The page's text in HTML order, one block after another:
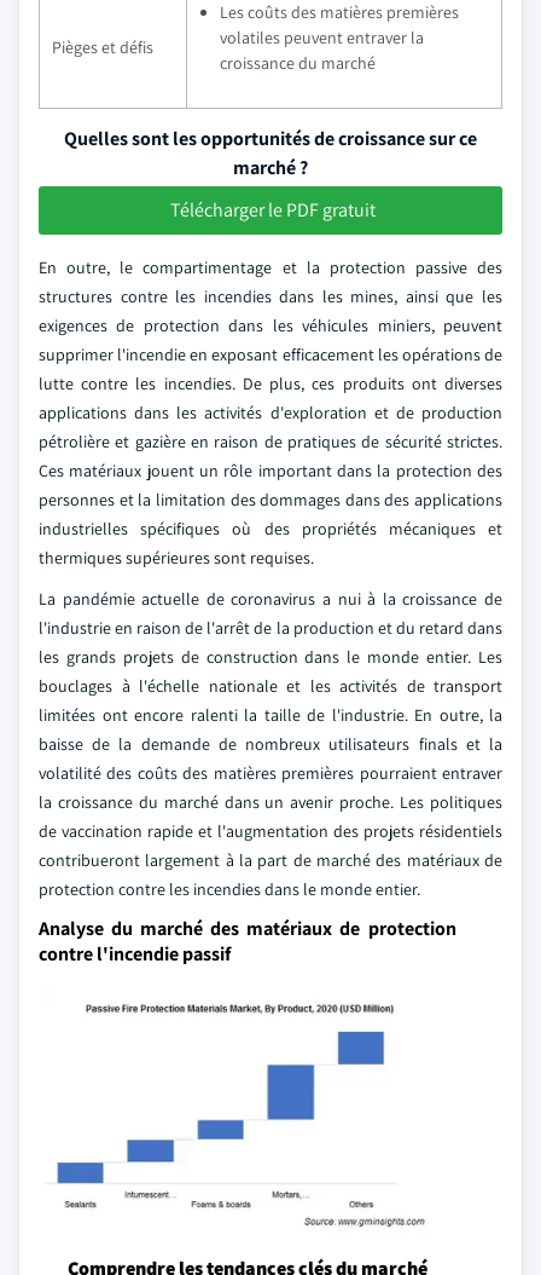
Pièges et défis
Les coûts des matières premières
volatiles peuvent entraver la
croissance du marché
Quelles sont les opportunités de croissance sur ce
marché ?
Télécharger le PDF gratuit
En outre, le compartimentage et la protection passive des
structures contre les incendies dans les mines, ainsi que les
exigences de protection dans les véhicules miniers, peuvent
supprimer l'incendie en exposant efficacement les opérations de
lutte contre les incendies. De plus, ces produits ont diverses
applications dans les activités d'exploration et de production
pétrolière et gazière en raison de pratiques de sécurité strictes.
Ces matériaux jouent un rôle important dans la protection des
personnes et la limitation des dommages dans des applications
industrielles spécifiques où des propriétés mécaniques et
thermiques supérieures sont requises.
La pandémie actuelle de coronavirus a nui à la croissance de
l'industrie en raison de l'arrêt de la production et du retard dans
les grands projets de construction dans le monde entier. Les
bouclages à l'échelle nationale et les activités de transport
limitées ont encore ralenti la taille de l'industrie. En outre, la
baisse de la demande de nombreux utilisateurs finals et la
volatilité des coûts des matières premières pourraient entraver
la croissance du marché dans un avenir proche. Les politiques
de vaccination rapide et l'augmentation des projets résidentiels
contribueront largement à la part de marché des matériaux de
protection contre les incendies dans le monde entier.
Analyse du marché des matériaux de protection
contre l'incendie passif
Comprendre les tendances clés du marché